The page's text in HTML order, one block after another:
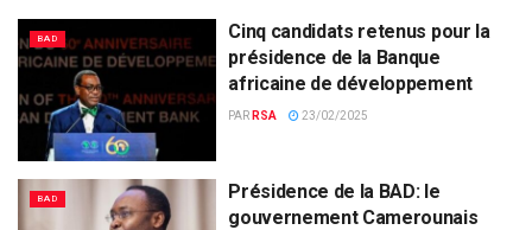
BAD
Cinq candidats retenus pour la
présidence de la Banque
africaine de développement
PAR RSA 23/02/2025
BAD
Présidence de la BAD: le
gouvernement Camerounais